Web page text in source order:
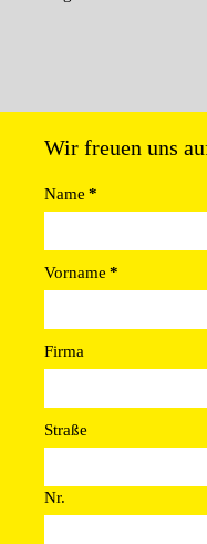
Wir freuen uns
Name *
Vorname *
Firma
Straße
Nr.